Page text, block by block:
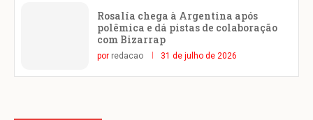
Rosalía chega à Argentina após
polêmica e dá pistas de colaboração
com Bizarrap
por redacao 31 de julho de 2026